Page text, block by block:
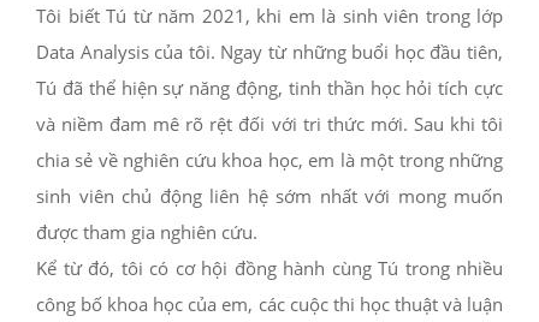
Tôi biết Tú từ năm 2021, khi em là sinh viên trong lớp
Data Analysis của tôi. Ngay từ những buổi học đầu tiên,
Tú đã thể hiện sự năng động, tinh thần học hỏi tích cực
và niềm đam mê rõ rệt đối với tri thức mới. Sau khi tôi
chia sẻ về nghiên cứu khoa học, em là một trong những
sinh viên chủ động liên hệ sớm nhất với mong muốn
được tham gia nghiên cứu.
Kể từ đó, tôi có cơ hội đồng hành cùng Tú trong nhiều
công bố khoa học của em, các cuộc thi học thuật và luận